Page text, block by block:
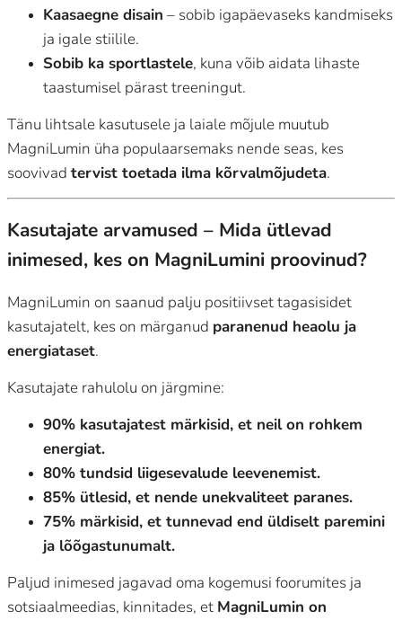
Kaasaegne disain – sobib igapäevaseks kandmiseks
ja igale stiilile.
Sobib ka sportlastele, kuna võib aidata lihaste
taastumisel pärast treeningut.
Tänu lihtsale kasutusele ja laiale mõjule muutub
MagniLumin üha populaarsemaks nende seas, kes
soovivad tervist toetada ilma kõrvalmõjudeta.
Kasutajate arvamused – Mida ütlevad
inimesed, kes on MagniLumini proovinud?
MagniLumin on saanud palju positiivset tagasisidet
kasutajatelt, kes on märganud paranenud heaolu ja
energiataset.
Kasutajate rahulolu on järgmine:
90% kasutajatest märkisid, et neil on rohkem
energiat.
80% tundsid liigesevalude leevenemist.
85% ütlesid, et nende unekvaliteet paranes.
75% märkisid, et tunnevad end üldiselt paremini
ja lõõgastunumalt.
Paljud inimesed jagavad oma kogemusi foorumites ja
sotsiaalmeedias, kinnitades, et MagniLumin on